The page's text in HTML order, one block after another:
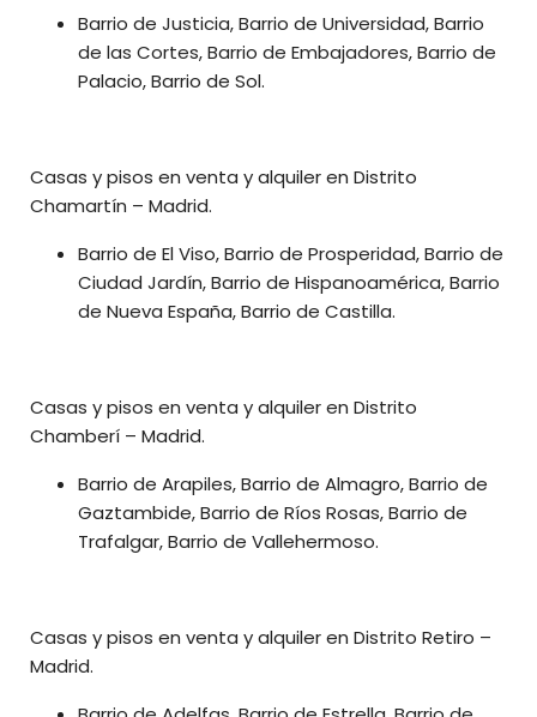
Barrio de Justicia,‎ Barrio de Universidad, Barrio
de las Cortes, Barrio de Embajadores, Barrio de
Palacio, Barrio de Sol.
Casas y pisos en venta y alquiler en Distrito
Chamartín – Madrid.
Barrio de El Viso, Barrio de Prosperidad, Barrio de
Ciudad Jardín, Barrio de Hispanoamérica, Barrio
de Nueva España, Barrio de Castilla.
Casas y pisos en venta y alquiler en Distrito
Chamberí – Madrid.
Barrio de Arapiles, Barrio de Almagro, Barrio de
Gaztambide, Barrio de Ríos Rosas, Barrio de
Trafalgar, Barrio de Vallehermoso.
Casas y pisos en venta y alquiler en Distrito Retiro –
Madrid.